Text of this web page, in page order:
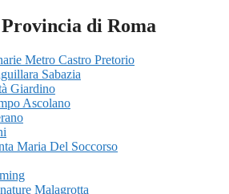
di Roma
Metro Castro Pretorio
Sabazia
Giardino
Ascolano
Maria Del Soccorso
Malagrotta